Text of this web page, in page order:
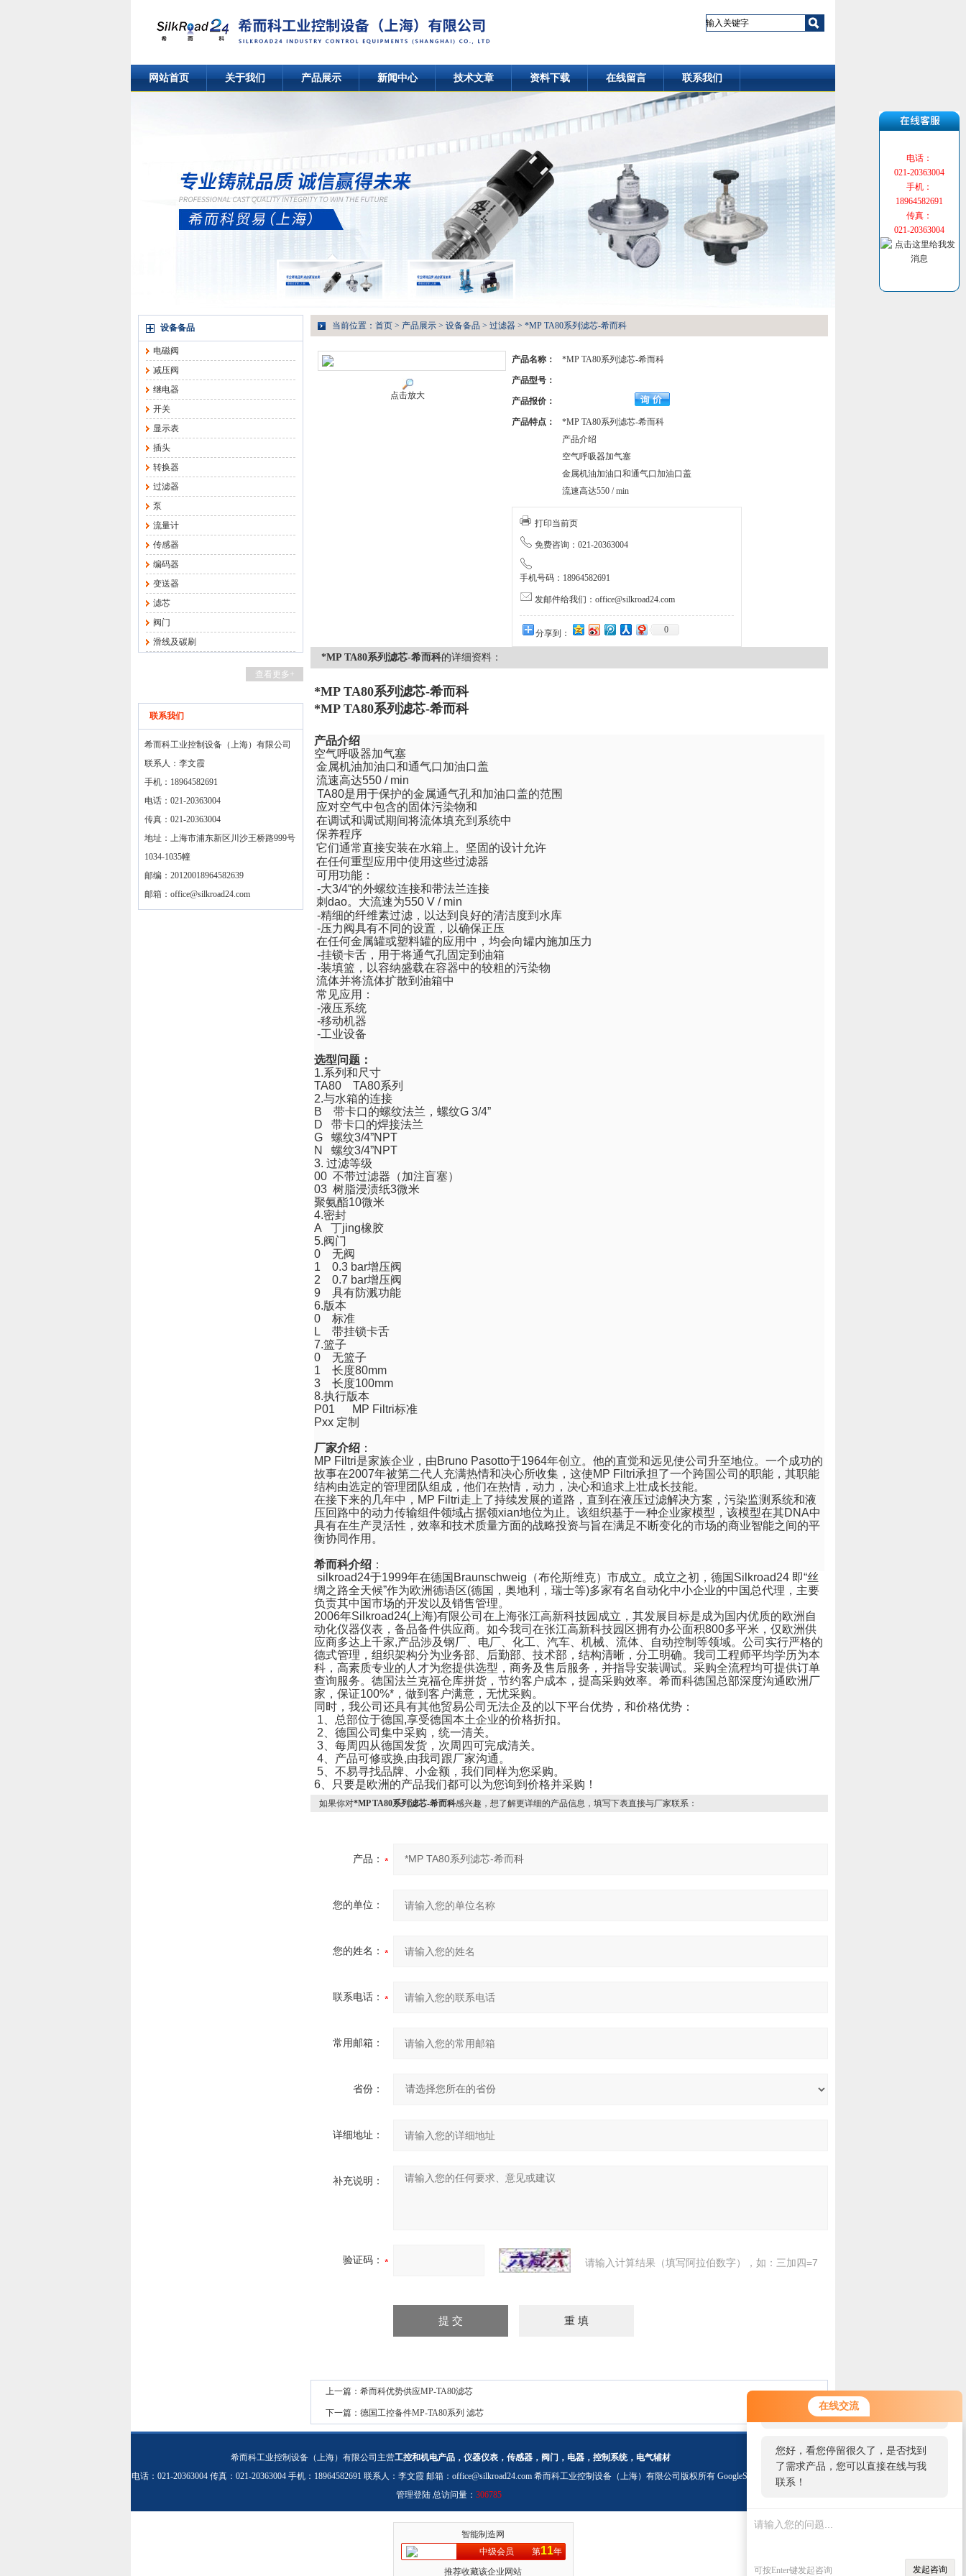
在线交流
您好！欢迎前来咨询，很高兴为您
服务，请问您要咨询什么问题呢？
您好，看您停留很久了，是否找到
了需求产品，您可以直接在线与我
联系！
可按Enter键发起咨询 发起咨询
网站首页 关于我们 产品展示 新闻中心 技术文章 资料下载 在线留言 联系我们
设备备品
电磁阀
减压阀
继电器
开关
显示表
插头
转换器
过滤器
泵
流量计
传感器
编码器
变送器
滤芯
阀门
滑线及碳刷
查看更多+
联系我们
希而科工业控制设备（上海）有限公司
联系人：李文霞
手机：18964582691
电话：021-20363004
传真：021-20363004
地址：上海市浦东新区川沙王桥路999号
1034-1035幢
邮编：20120018964582639
邮箱： office@silkroad24.com
当前位置： 首页 > 产品展示 > 设备备品 > 过滤器 > *MP TA80系列滤芯-希而科
点击放大
产品名称： *MP TA80系列滤芯-希而科
产品型号：
产品报价：
产品特点：
*MP TA80系列滤芯-希而科
产品介绍
空气呼吸器加气塞
金属机油加油口和通气口加油口盖
流速高达550 / min
打印当前页
免费咨询：021-20363004
手机号码：18964582691
发邮件给我们：office@silkroad24.com
分享到： 0
*MP TA80系列滤芯-希而科的详细资料：
*MP TA80系列滤芯-希而科
*MP TA80系列滤芯-希而科
产品介绍
空气呼吸器加气塞
金属机油加油口和通气口加油口盖
流速高达550 / min
TA80是用于保护的金属通气孔和加油口盖的范围
应对空气中包含的固体污染物和
在调试和调试期间将流体填充到系统中
保养程序
它们通常直接安装在水箱上。坚固的设计允许
在任何重型应用中使用这些过滤器
可用功能：
-大3/4“的外螺纹连接和带法兰连接
刺dao。大流速为550 V / min
-精细的纤维素过滤，以达到良好的清洁度到水库
-压力阀具有不同的设置，以确保正压
在任何金属罐或塑料罐的应用中，均会向罐内施加压力
-挂锁卡舌，用于将通气孔固定到油箱
-装填篮，以容纳盛载在容器中的较粗的污染物
流体并将流体扩散到油箱中
常见应用：
-液压系统
-移动机器
-工业设备
选型问题：
1.系列和尺寸
TA80 TA80系列
2.与水箱的连接
B 带卡口的螺纹法兰，螺纹G 3/4”
D 带卡口的焊接法兰
G 螺纹3/4”NPT
N 螺纹3/4”NPT
3. 过滤等级
00 不带过滤器（加注盲塞）
03 树脂浸渍纸3微米
聚氨酯10微米
4.密封
A 丁jing橡胶
5.阀门
0 无阀
1 0.3 bar增压阀
2 0.7 bar增压阀
9 具有防溅功能
6.版本
0 标准
L 带挂锁卡舌
7.篮子
0 无篮子
1 长度80mm
3 长度100mm
8.执行版本
P01 MP Filtri标准
Pxx 定制
厂家介绍 ：
MP Filtri是家族企业，由Bruno Pasotto于1964年创立。他的直觉和远见使公司升至地位。一个成功的
故事在2007年被第二代人充满热情和决心所收集，这使MP Filtri承担了一个跨国公司的职能，其职能
结构由选定的管理团队组成，他们在热情，动力，决心和追求上壮成长技能。
在接下来的几年中， MP Filtri走上了持续发展的道路，直到在液压过滤解决方案，污染监测系统和液
压回路中的动力传输组件领域占据领xian地位为止。该组织基于一种企业家模型，该模型在其DNA中
具有在生产灵活性，效率和技术质量方面的战略投资与旨在满足不断变化的市场的商业智能之间的平
衡协同作用。
希而科介绍 ：
silkroad24于1999年在德国 Braunschweig （布伦斯维克）市成立。成立之初，德国 Silkroad24 即“丝
绸之路全天候”作为欧洲德语区(德国，奥地利，瑞士等)多家有名自动化中小企业的中国总代理，主要
负责其中国市场的开发以及销售管理。
2006年Silkroad24( 上海)有限公司在上海张江高新科技园成立，其发展目标是成为国内优质的欧洲自
动化仪器仪表，备品备件供应商。如今我司在张江高新科技园区拥有办公面积800多平米，仅欧洲供
应商多达上千家,产品涉及钢厂、电厂、化工、汽车、机械、流体、自动控制等领域。公司实行严格的
德式管理，组织架构分为业务部、后勤部、技术部，结构清晰，分工明确。我司工程师平均学历为本
科，高素质专业的人才为您提供选型，商务及售后服务，并指导安装调试。采购全流程均可提供订单
查询服务。德国法兰克福仓库拼货，节约客户成本，提高采购效率。希而科德国总部深度沟通欧洲厂
家，保证100%*，做到客户满意，无忧采购。
同时，我公司还具有其他贸易公司无法企及的以下平台优势，和价格优势：
1 、总部位于德国 ,享受德国本土企业的价格折扣。
2 、德国公司集中采购，统一清关。
3 、每周四从德国发货，次周四可完成清关。
4 、产品可修或换,由我司跟厂家沟通。
5 、不易寻找品牌、小金额，我们同样为您采购。
6 、只要是欧洲的产品我们都可以为您询到价格并采购！
如果你对*MP TA80系列滤芯-希而科感兴趣，想了解更详细的产品信息，填写下表直接与厂家联系：
产品：
您的单位：
您的姓名：
联系电话：
常用邮箱：
省份：
详细地址：
补充说明：
验证码： 请输入计算结果（填写阿拉伯数字），如：三加四=7
上一篇： 希而科优势供应MP-TA80滤芯
下一篇： 德国工控备件MP-TA80系列 滤芯
希而科工业控制设备（上海）有限公司主营工控和机电产品，仪器仪表，传感器，阀门，电器，控制系统，电气辅材
电话：021-20363004 传真：021-20363004 手机：18964582691 联系人：李文霞 邮箱： office@silkroad24.com 希而科工业控制设备（上海）有限公司版权所有 GoogleSitemap
管理登陆 总访问量： 306785
电话：
021-20363004
手机：
18964582691
传真：
021-20363004
智能制造网
中级会员
第11年
推荐收藏该企业网站